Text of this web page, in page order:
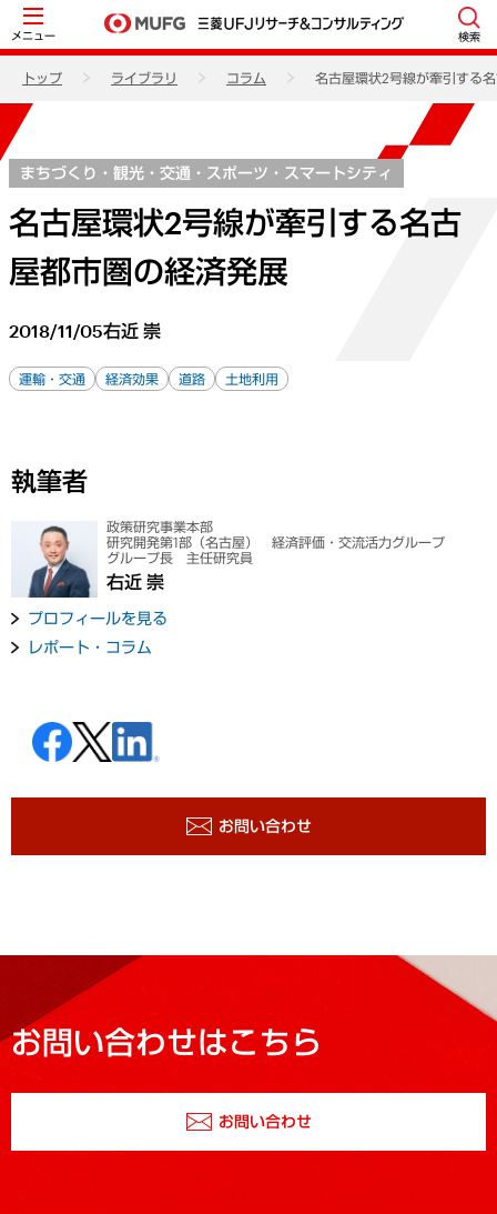
メニュー 検索
トップ ライブラリ コラム 名古屋環状2号線が牽引する
まちづくり・観光・交通・スポーツ・スマートシティ
名古屋環状2号線が牽引する名古
屋都市圏の経済発展
2018/11/05右近 崇
運輸・交通 経済効果 道路 土地利用
執筆者
政策研究事業本部
研究開発第1部（名古屋） 経済評価・交流活力グループ
グループ長 主任研究員
右近 崇
プロフィールを見る
レポート・コラム
お問い合わせ
お問い合わせはこちら
お問い合わせ